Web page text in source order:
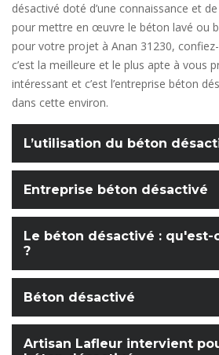
désactivé doté d’une connaissance et
pour mettre en œuvre le béton lavé ou
pour votre projet à Anan 31230,
c’est la meilleure et le plus apte à vous
intéressant et c’est l’entreprise béton
dans cette environ.
L’utilisation du béton
Entreprise béton désactivé
Le béton désactivé : qu'est-
?
Béton désactivé
Artisan Lafleur intervient